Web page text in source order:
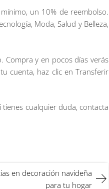
un 10% de reembolso.
Moda, Salud y Belleza,
Compra y en pocos días verás
cuenta, haz clic en Transferir
cualquier duda, contacta
en decoración navideña
para tu hogar